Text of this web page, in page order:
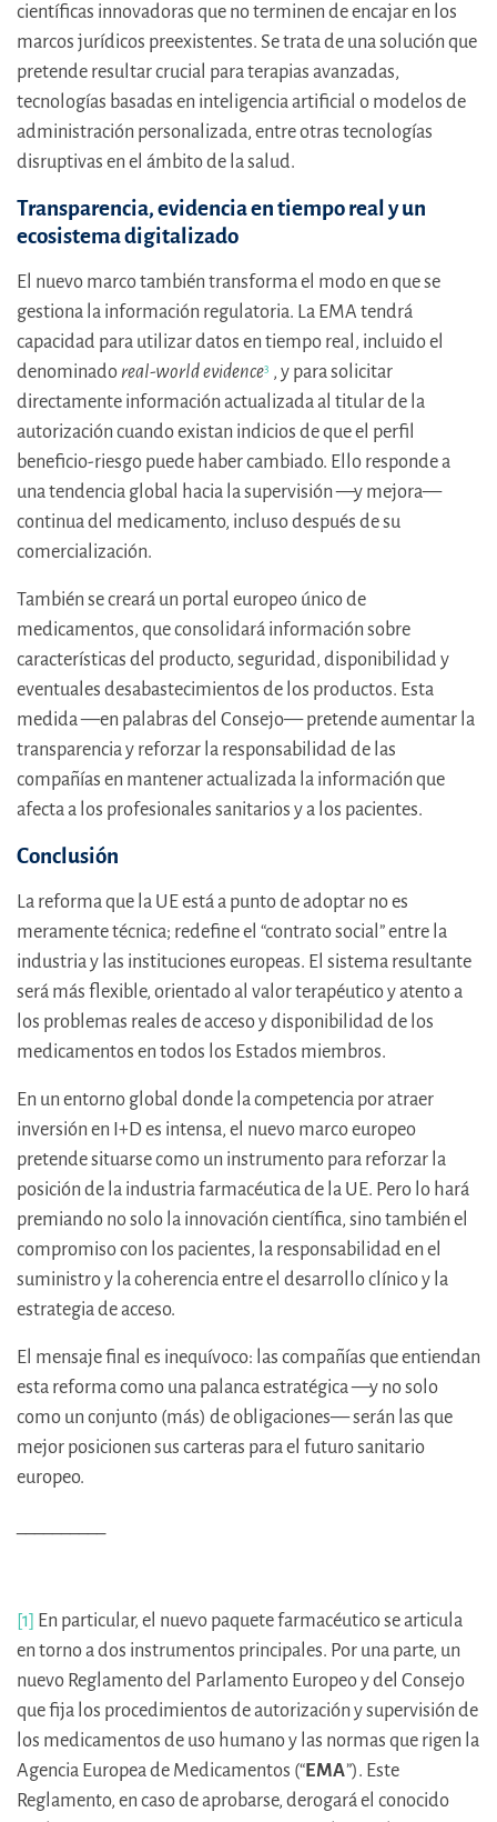
científicas innovadoras que no terminen de encajar en los
marcos jurídicos preexistentes. Se trata de una solución que
pretende resultar crucial para terapias avanzadas,
tecnologías basadas en inteligencia artificial o modelos de
administración personalizada, entre otras tecnologías
disruptivas en el ámbito de la salud.
Transparencia, evidencia en tiempo real y un
ecosistema digitalizado
El nuevo marco también transforma el modo en que se
gestiona la información regulatoria. La EMA tendrá
capacidad para utilizar datos en tiempo real, incluido el
denominado real-world evidence3 , y para solicitar
directamente información actualizada al titular de la
autorización cuando existan indicios de que el perfil
beneficio-riesgo puede haber cambiado. Ello responde a
una tendencia global hacia la supervisión —y mejora—
continua del medicamento, incluso después de su
comercialización.
También se creará un portal europeo único de
medicamentos, que consolidará información sobre
características del producto, seguridad, disponibilidad y
eventuales desabastecimientos de los productos. Esta
medida —en palabras del Consejo— pretende aumentar la
transparencia y reforzar la responsabilidad de las
compañías en mantener actualizada la información que
afecta a los profesionales sanitarios y a los pacientes.
Conclusión
La reforma que la UE está a punto de adoptar no es
meramente técnica; redefine el “contrato social” entre la
industria y las instituciones europeas. El sistema resultante
será más flexible, orientado al valor terapéutico y atento a
los problemas reales de acceso y disponibilidad de los
medicamentos en todos los Estados miembros.
En un entorno global donde la competencia por atraer
inversión en I+D es intensa, el nuevo marco europeo
pretende situarse como un instrumento para reforzar la
posición de la industria farmacéutica de la UE. Pero lo hará
premiando no solo la innovación científica, sino también el
compromiso con los pacientes, la responsabilidad en el
suministro y la coherencia entre el desarrollo clínico y la
estrategia de acceso.
El mensaje final es inequívoco: las compañías que entiendan
esta reforma como una palanca estratégica —y no solo
como un conjunto (más) de obligaciones— serán las que
mejor posicionen sus carteras para el futuro sanitario
europeo.
[1] En particular, el nuevo paquete farmacéutico se articula
en torno a dos instrumentos principales. Por una parte, un
nuevo Reglamento del Parlamento Europeo y del Consejo
que fija los procedimientos de autorización y supervisión de
los medicamentos de uso humano y las normas que rigen la
Agencia Europea de Medicamentos (“EMA”). Este
Reglamento, en caso de aprobarse, derogará el conocido